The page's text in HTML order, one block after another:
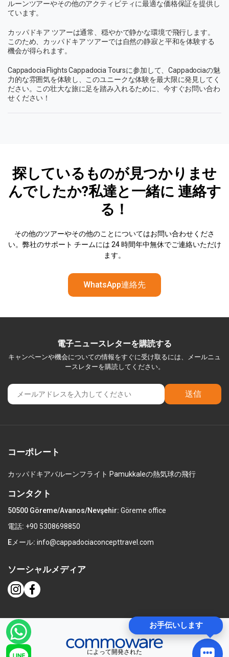
ルーンツアーやその他のアクティビティに最適な価格保証を提供し
ています。
カッパドキア ツアーは通常、穏やかで静かな環境で飛行します。
このため、カッパドキア ツアーでは自然の静寂と平和を体験する
機会が得られます。
Cappadocia Flights Cappadocia Toursに参加して、Cappadociaの魅
力的な雰囲気を体験し、このユニークな体験を最大限に発見してく
ださい。この壮大な旅に足を踏み入れるために、今すぐお問い合わ
せください！
探しているものが見つかりませ
んでしたか?私達と一緒に連絡す
る！
その他のツアーやその他のことについてはお問い合わせくださ
い。弊社のサポート チームには 24 時間年中無休でご連絡いただけ
ます。
WhatsApp連絡先
電子ニュースレターを購読する
キャンペーンや機会についての情報をすぐに受け取るには、メールニュ
ースレターを購読してください。
送信
コーポレート
カッパドキアバルーンフライト Pamukkaleの熱気球の飛行
コンタクト
50500 Göreme/Avanos/Nevşehir: Göreme office
電話: +90 5308698850
Eメール: info@cappadociaconcepttravel.com
ソーシャルメディア
によって開発された
お手伝いします